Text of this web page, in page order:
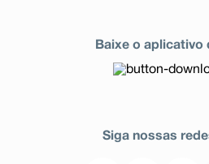
Baixe o aplicativo
Siga nossas